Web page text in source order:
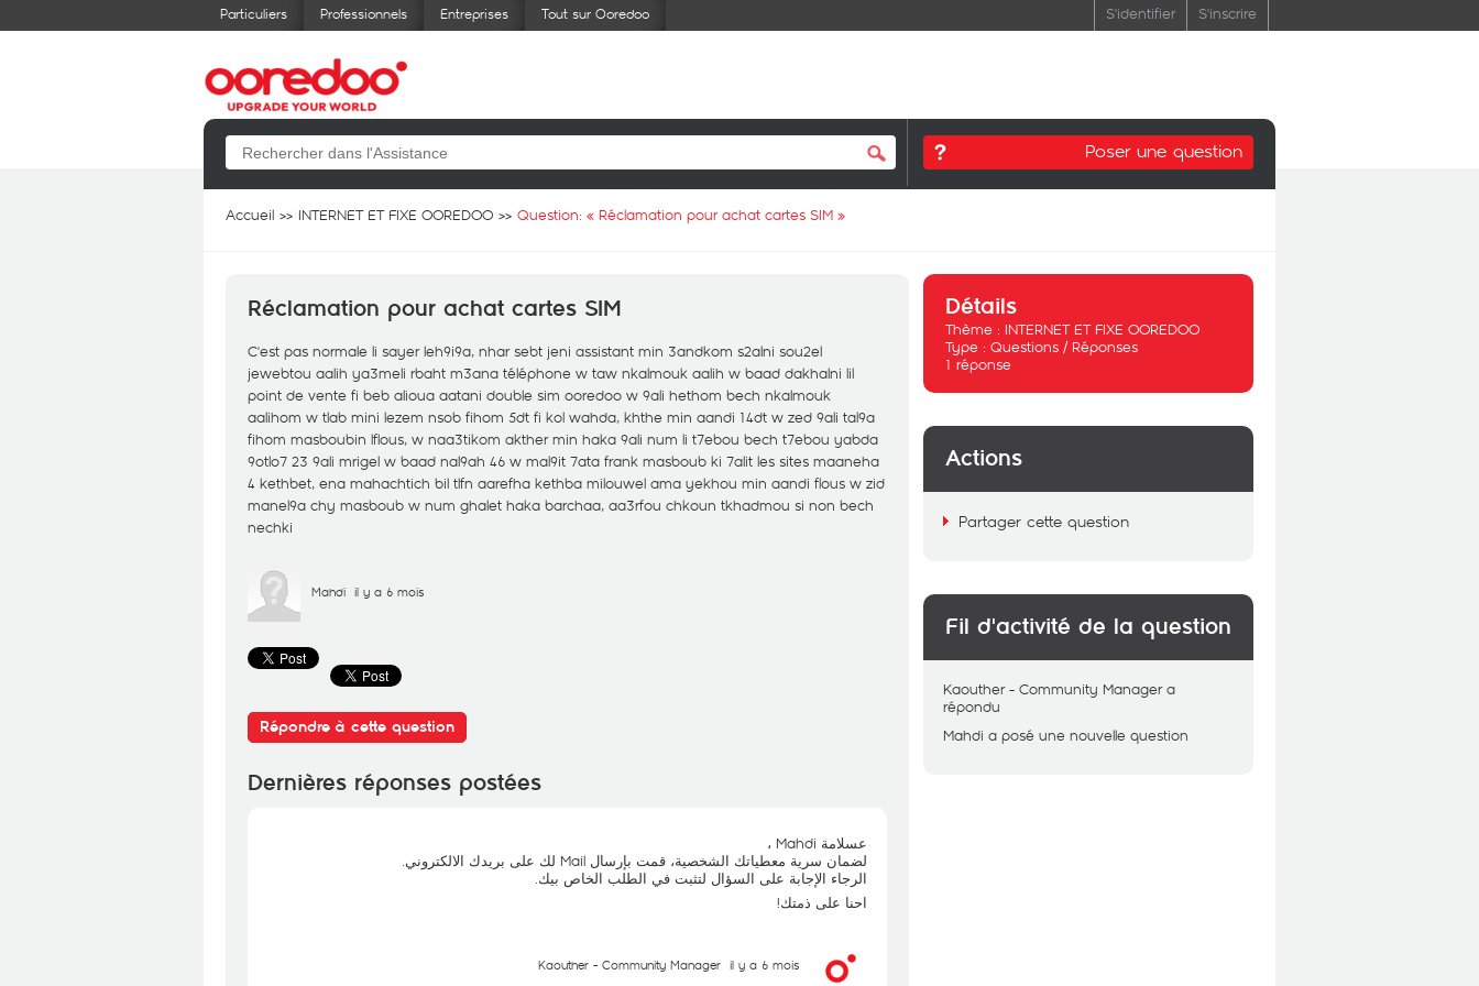
Particuliers Professionnels Entreprises Tout sur Ooredoo S'identifier S'inscrire
Poser une question
Accueil INTERNET ET FIXE OOREDOO Question: « Réclamation pour achat cartes SIM »
Réclamation pour achat cartes SIM
C'est pas normale li sayer leh9i9a, nhar sebt jeni assistant min 3andkom s2alni sou2el
jewebtou aalih ya3meli rbaht m3ana téléphone w taw nkalmouk aalih w baad dakhalni lil
point de vente fi beb alioua aatani double sim ooredoo w 9ali hethom bech nkalmouk
aalihom w tlab mini lezem nsob fihom 5dt fi kol wahda, khthe min aandi 14dt w zed 9ali tal9a
fihom masboubin lflous, w naa3tikom akther min haka 9ali num li t7ebou bech t7ebou yabda
9otlo7 23 9ali mrigel w baad nal9ah 46 w mal9it 7ata frank masboub ki 7alit les sites maaneha
4 kethbet, ena mahachtich bil tlfn aarefha kethba milouwel ama yekhou min aandi flous w zid
manel9a chy masboub w num ghalet haka barchaa, aa3rfou chkoun tkhadmou si non bech
nechki
Mahdi il y a 6 mois
Répondre à cette question
Dernières réponses postées
عسلامة Mahdi ،
لضمان سرية معطياتك الشخصية، قمت بإرسال Mail لك على بريدك الالكتروني.
الرجاء الإجابة على السؤال لتثبت في الطلب الخاص بيك.
احنا على ذمتك!
Kaouther - Community Manager il y a 6 mois
Détails
Thème : INTERNET ET FIXE OOREDOO
Type : Questions / Réponses
1 réponse
Actions
Partager cette question
Fil d'activité de la question
Kaouther - Community Manager a
répondu
Mahdi a posé une nouvelle question